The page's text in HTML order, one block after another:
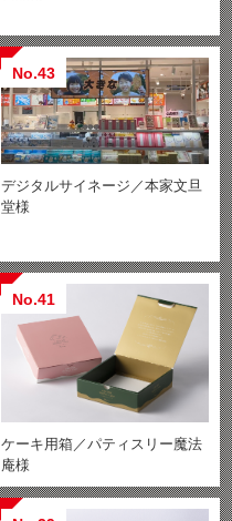
No.43
デジタルサイネージ／本家文旦
堂様
No.41
ケーキ用箱／パティスリー魔法
庵様